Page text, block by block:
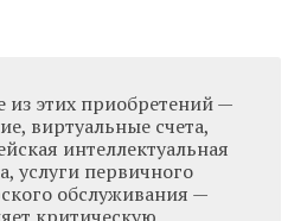
из этих приобретений —
виртуальные счета,
интеллектуальная
услуги первичного
обслуживания —